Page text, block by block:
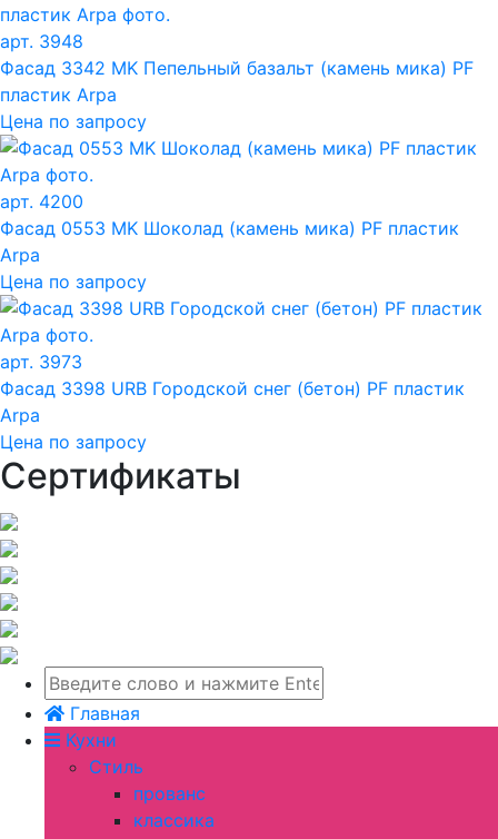
арт. 3948
Фасад 3342 MK Пепельный базальт (камень мика) PF
пластик Arpa
Цена по запросу
арт. 4200
Фасад 0553 MK Шоколад (камень мика) PF пластик
Arpa
Цена по запросу
арт. 3973
Фасад 3398 URB Городской снег (бетон) PF пластик
Arpa
Цена по запросу
Сертификаты
Главная
Кухни
Стиль
прованс
классика